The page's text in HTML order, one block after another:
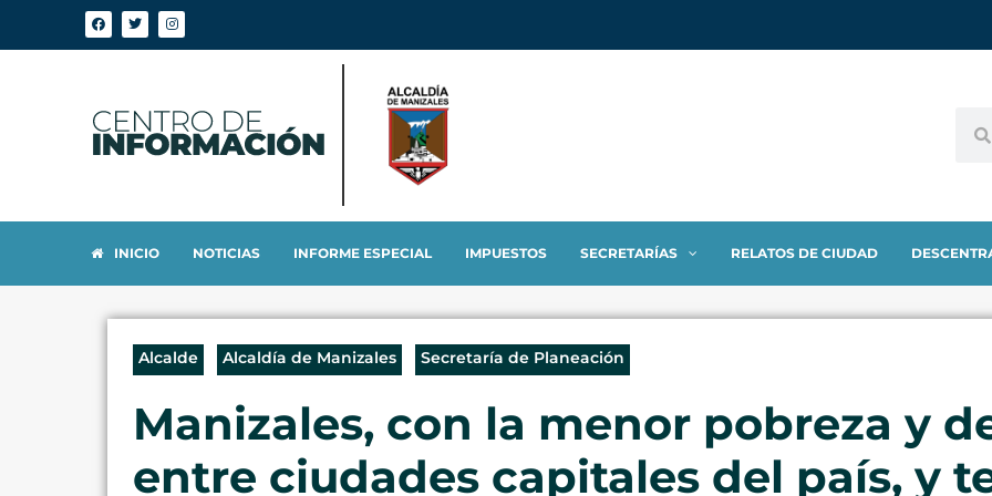
INICIO NOTICIAS INFORME ESPECIAL IMPUESTOS SECRETARÍAS RELATOS DE CIUDAD
Alcalde Alcaldía de Manizales Secretaría de Planeación
Manizales, con la menor pobreza y
entre ciudades capitales del país, y